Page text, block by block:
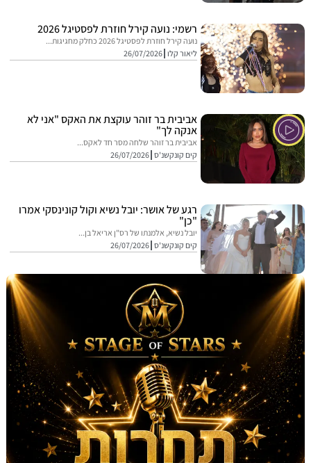
רשמי: נועה קירל חוזרת לפסטיגל 2026
נועה קירל חוזרת לפסטיגל 2026 כחלק מחגיגות...
ליאור קלו 26/07/2026
אביבית בר זוהר עוקצת את האקס "אני לא
אנקה לך"
אביבית בר זוהר שלחה מסר חד לאקס...
קים קונקשנ'ס 26/07/2026
רגע של אושר: יובל נשיא וקול קונינסקי אמרו
"כן"
יובל נשיא, אלמנתו של רס"ן אריאל בן...
קים קונקשנ'ס 26/07/2026